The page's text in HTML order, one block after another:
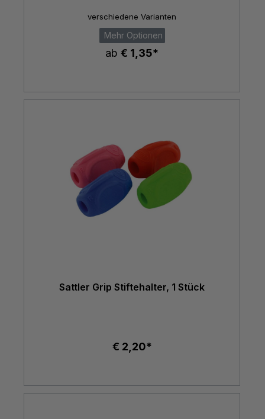
verschiedene Varianten
Mehr Optionen
ab € 1,35*
Sattler Grip Stiftehalter, 1 Stück
€ 2,20*